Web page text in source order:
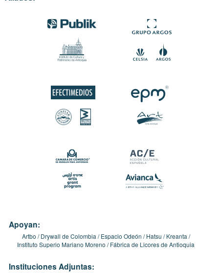
Apoyan:
Artbo Drywall de Colombia Espacio Odeón Hatsu
Kreanta
Instituto Superio Mariano Moreno
Fábrica de Licores de Antioquia
Instituciones Adjuntas: